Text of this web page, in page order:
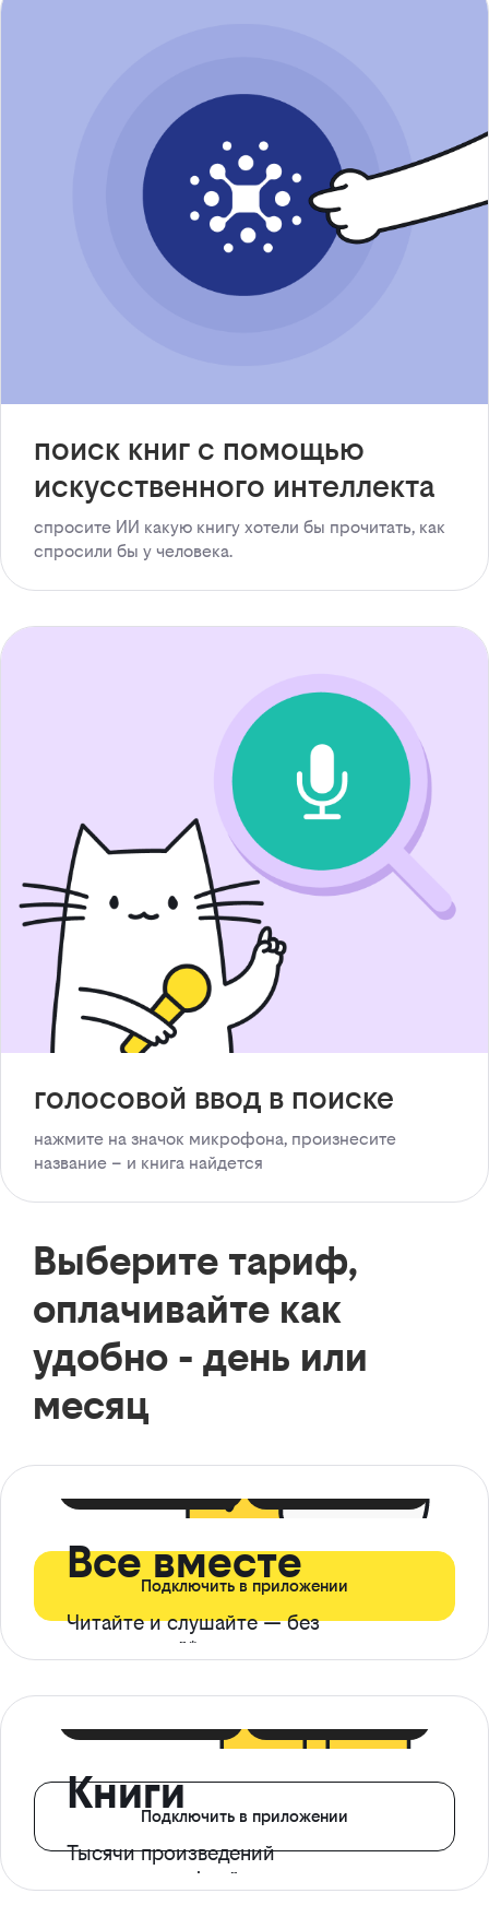
поиск книг с помощью
искусственного интеллекта
спросите ИИ какую книгу хотели бы прочитать, как
спросили бы у человека.
голосовой ввод в поиске
нажмите на значок микрофона, произнесите
название – и книга найдется
Выберите тариф,
оплачивайте как
удобно - день или
месяц
Все вместе
Читайте и слушайте — без
ограничений*
Подключить в приложении
Книги
Тысячи произведений
с доступом офлайн
Подключить в приложении